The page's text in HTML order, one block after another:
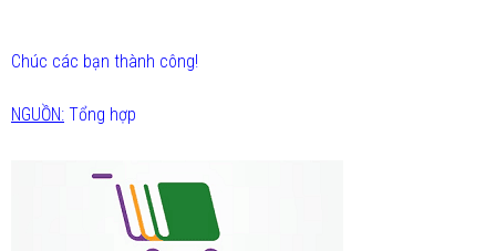
Chúc các bạn thành công!
NGUỒN: Tổng hợp